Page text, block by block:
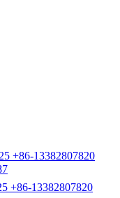
+86-13382807820
+86-13382807820